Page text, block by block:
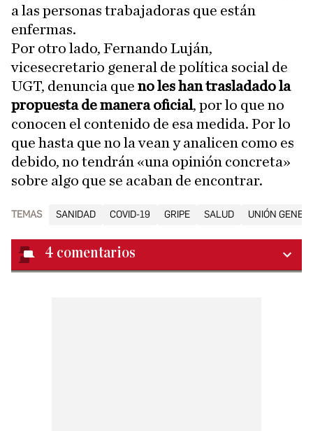
a las personas trabajadoras que están
enfermas.
Por otro lado, Fernando Luján,
vicesecretario general de política social de
UGT, denuncia que no les han trasladado la
propuesta de manera oficial, por lo que no
conocen el contenido de esa medida. Por lo
que hasta que no la vean y analicen como es
debido, no tendrán «una opinión concreta»
sobre algo que se acaban de encontrar.
TEMAS SANIDAD COVID-19 GRIPE SALUD UNIÓN
4 comentarios